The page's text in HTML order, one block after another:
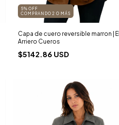
5% OFF
COMPRANDO 2 O MÁS
Capa de cuero reversible marron | El
Arriero Cueros
$5142.86 USD